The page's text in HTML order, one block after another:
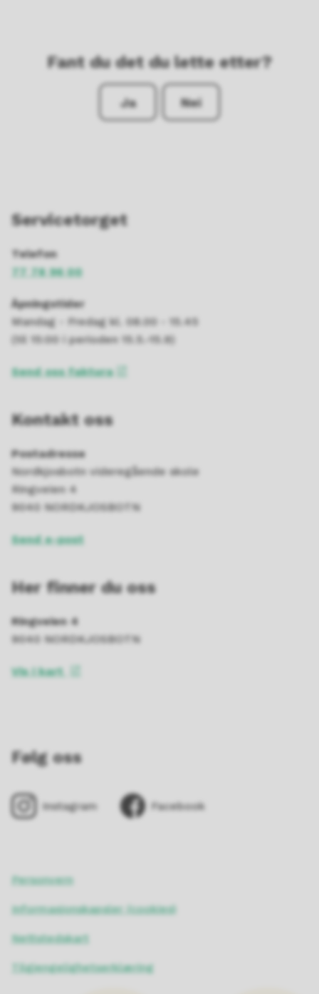
Fant du det du lette etter?
Ja Nei
Servicetorget
Telefon
77 78 96 00
Åpningstider
Mandag - Fredag kl. 08.00 - 15.45
(til 15:00 i perioden 15.5.-15.9)
Send oss faktura
Kontakt oss
Postadresse
Nordkjosbotn videregående skole
Ringveien 4
9040 NORDKJOSBOTN
Send e-post
Her finner du oss
Ringveien 4
9040 NORDKJOSBOTN
Vis i kart
Følg oss
Instagram Facebook
Personvern
Informasjonskapsler (cookies)
Nettstedskart
Tilgjengelighetserklæring